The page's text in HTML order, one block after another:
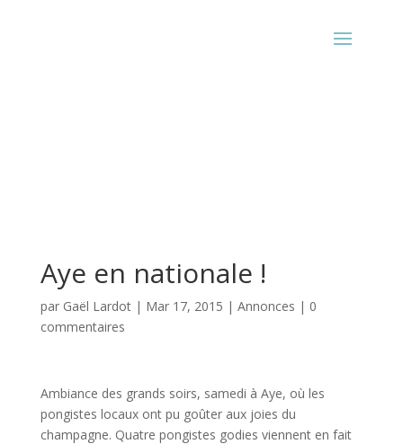
Aye en nationale !
par Gaël Lardot| Mar 17, 2015 | Annonces | 0
commentaires
Ambiance des grands soirs, samedi à Aye, où les
pongistes locaux ont pu goûter aux joies du
champagne. Quatre pongistes godies viennent en fait